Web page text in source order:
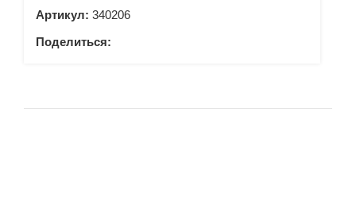
Артикул: 340206
Поделиться: